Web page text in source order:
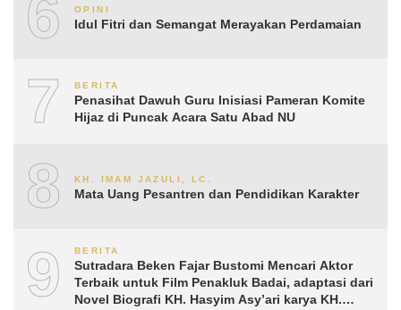
6 OPINI
Idul Fitri dan Semangat Merayakan Perdamaian
7 BERITA
Penasihat Dawuh Guru Inisiasi Pameran Komite
Hijaz di Puncak Acara Satu Abad NU
8 KH. IMAM JAZULI, LC.
Mata Uang Pesantren dan Pendidikan Karakter
9 BERITA
Sutradara Beken Fajar Bustomi Mencari Aktor
Terbaik untuk Film Penakluk Badai, adaptasi dari
Novel Biografi KH. Hasyim Asy’ari karya KH.